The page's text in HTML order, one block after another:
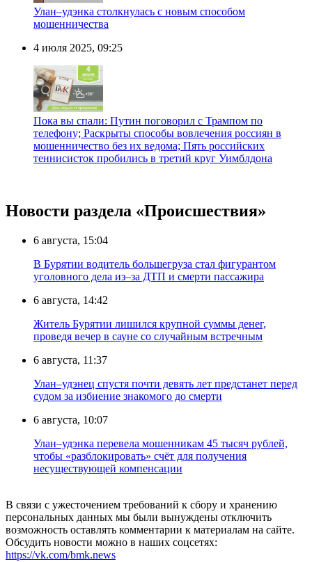
Улан–удэнка столкнулась с новым способом
мошенничества
4 июля 2025, 09:25
Пока вы спали: Путин поговорил с Трампом по
телефону; Раскрыты способы вовлечения россиян в
мошенничество без их ведома; Пять российских
теннисисток пробились в третий круг Уимблдона
Новости раздела «Происшествия»
6 августа, 15:04
В Бурятии водитель большегруза стал фигурантом
уголовного дела из–за ДТП и смерти пассажира
6 августа, 14:42
Житель Бурятии лишился крупной суммы денег,
проведя вечер в сауне со случайным встречным
6 августа, 11:37
Улан–удэнец спустя почти девять лет предстанет перед
судом за избиение знакомого до смерти
6 августа, 10:07
Улан–удэнка перевела мошенникам 45 тысяч рублей,
чтобы «разблокировать» счёт для получения
несуществующей компенсации
В связи с ужесточением требований к сбору и хранению
персональных данных мы были вынуждены отключить
возможность оставлять комментарии к материалам на сайте.
Обсудить новости можно в наших соцсетях:
https://vk.com/bmk.news